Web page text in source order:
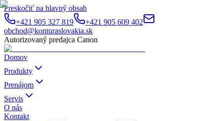
Preskočiť na hlavný obsah
+421 905 327 819
+421 905 609 402
obchod@konturaslovakia.sk
Autorizovaný predajca Canon
Domov
Produkty
Prenájom
Servis
O nás
Kontakt